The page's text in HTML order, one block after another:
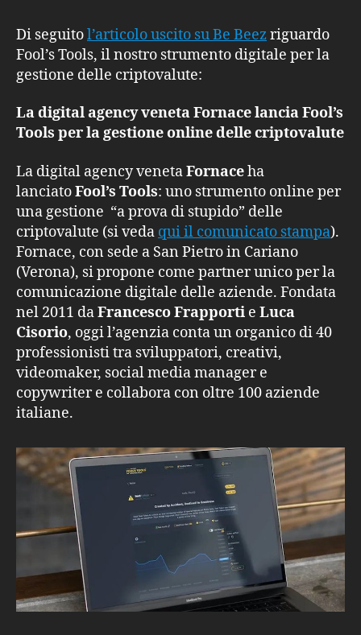
racconta
Fool’s
Tools
Di seguitol’articolo uscito su Be Beezriguardo
Fool’s Tools, il nostro strumento digitale per la
gestione delle criptovalute:
La digital agency veneta Fornace lancia Fool’s
Tools per la gestione online delle criptovalute
La digital agency venetaFornaceha
lanciatoFool’s Tools: uno strumento online per
una gestione “a prova di stupido” delle
criptovalute (si veda qui il comunicato stampa).
Fornace, con sede a San Pietro in Cariano
(Verona), si propone come partner unico per la
comunicazione digitale delle aziende. Fondata
nel 2011 daFrancesco Frapporti e Luca
Cisorio, oggi l’agenzia conta un organico di 40
professionisti tra sviluppatori, creativi,
videomaker, social media manager e
copywriter e collabora con oltre 100 aziende
italiane.